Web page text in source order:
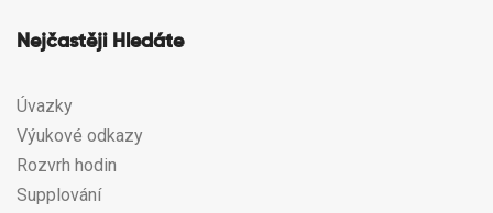
Nejčastěji Hledáte
Úvazky
Výukové odkazy
Rozvrh hodin
Supplování